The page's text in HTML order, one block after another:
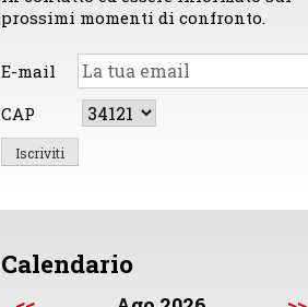
prossimi momenti di confronto.
E-mail
CAP
Calendario